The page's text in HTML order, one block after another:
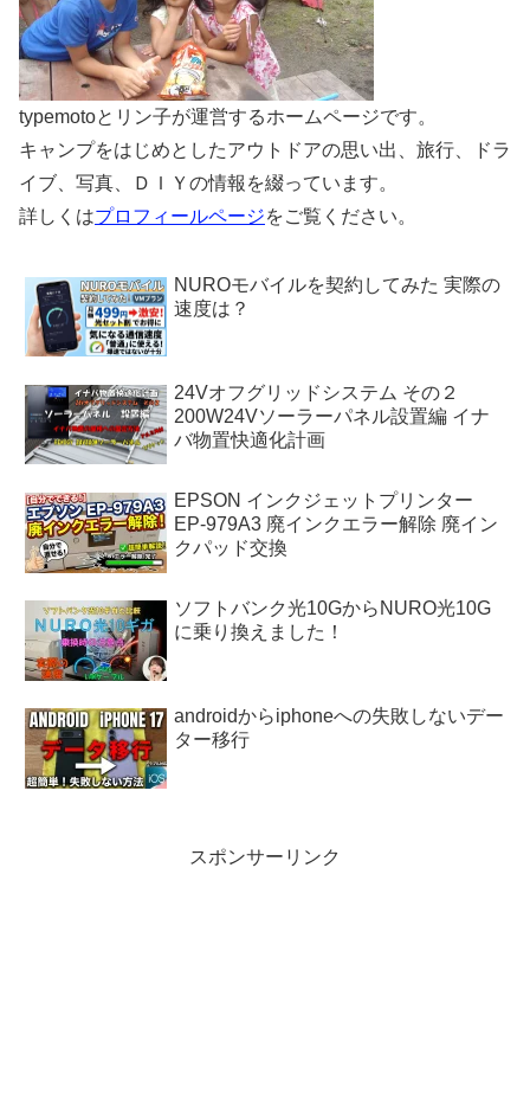
typemotoとリン子が運営するホームページです。
キャンプをはじめとしたアウトドアの思い出、旅行、ドラ
イブ、写真、ＤＩＹの情報を綴っています。
詳しくはプロフィールページをご覧ください。
NUROモバイルを契約してみた 実際の
速度は？
24Vオフグリッドシステム その２
200W24Vソーラーパネル設置編 イナ
バ物置快適化計画
EPSON インクジェットプリンター
EP-979A3 廃インクエラー解除 廃イン
クパッド交換
ソフトバンク光10GからNURO光10G
に乗り換えました！
androidからiphoneへの失敗しないデー
ター移行
スポンサーリンク